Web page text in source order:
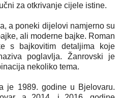
za otkrivanje cijele istine.
a poneki dijelovi namjerno su
ali moderne bajke. Roman
s bajkovitim detaljima koje
poglavlja. Žanrovski je
nekoliko tema.
je 1989. godine u Bjelovaru.